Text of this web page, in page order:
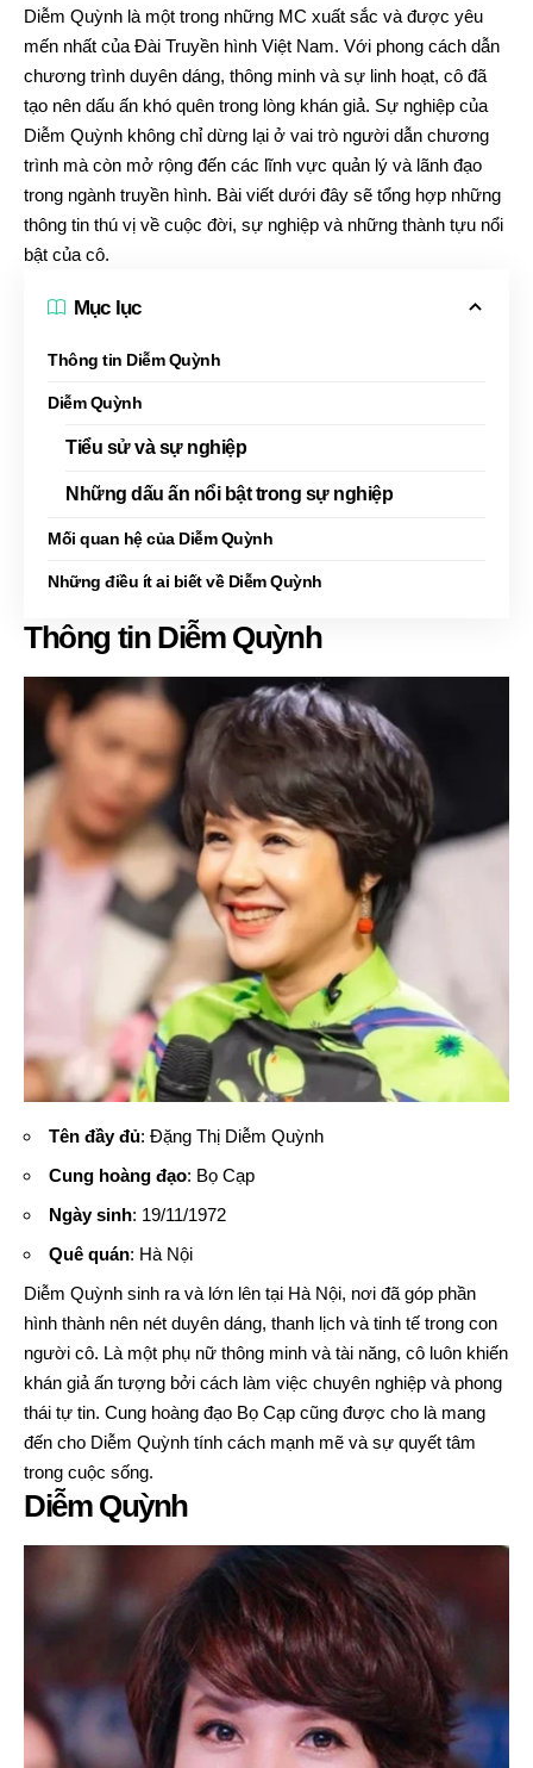
Diễm Quỳnh là một trong những MC xuất sắc và được yêu
mến nhất của Đài Truyền hình Việt Nam. Với phong cách dẫn
chương trình duyên dáng, thông minh và sự linh hoạt, cô đã
tạo nên dấu ấn khó quên trong lòng khán giả. Sự nghiệp của
Diễm Quỳnh không chỉ dừng lại ở vai trò người dẫn chương
trình mà còn mở rộng đến các lĩnh vực quản lý và lãnh đạo
trong ngành truyền hình. Bài viết dưới đây sẽ tổng hợp những
thông tin thú vị về cuộc đời, sự nghiệp và những thành tựu nổi
bật của cô.
Mục lục
Thông tin Diễm Quỳnh
Diễm Quỳnh
Tiểu sử và sự nghiệp
Những dấu ấn nổi bật trong sự nghiệp
Mối quan hệ của Diễm Quỳnh
Những điều ít ai biết về Diễm Quỳnh
Thông tin Diễm Quỳnh
Tên đầy đủ: Đặng Thị Diễm Quỳnh
Cung hoàng đạo: Bọ Cạp
Ngày sinh: 19/11/1972
Quê quán: Hà Nội
Diễm Quỳnh sinh ra và lớn lên tại Hà Nội, nơi đã góp phần
hình thành nên nét duyên dáng, thanh lịch và tinh tế trong con
người cô. Là một phụ nữ thông minh và tài năng, cô luôn khiến
khán giả ấn tượng bởi cách làm việc chuyên nghiệp và phong
thái tự tin. Cung hoàng đạo Bọ Cạp cũng được cho là mang
đến cho Diễm Quỳnh tính cách mạnh mẽ và sự quyết tâm
trong cuộc sống.
Diễm Quỳnh